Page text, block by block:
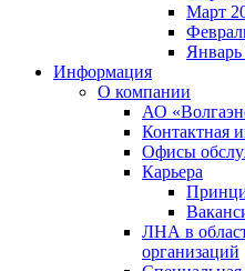
Март
Январь
Информация
О компании
АО
Контактная
Офисы
Карьера
ЛНА в
организаций